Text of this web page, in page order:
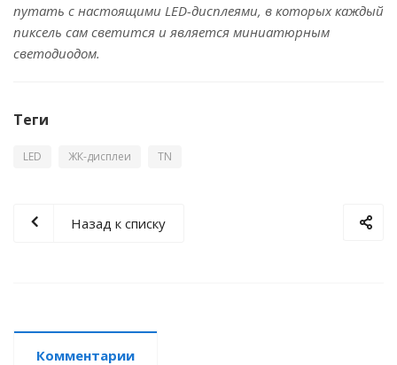
путать с настоящими LED-дисплеями, в которых каждый
пиксель сам светится и является миниатюрным
светодиодом.
Теги
LED ЖК-дисплеи TN
Назад к списку
Комментарии